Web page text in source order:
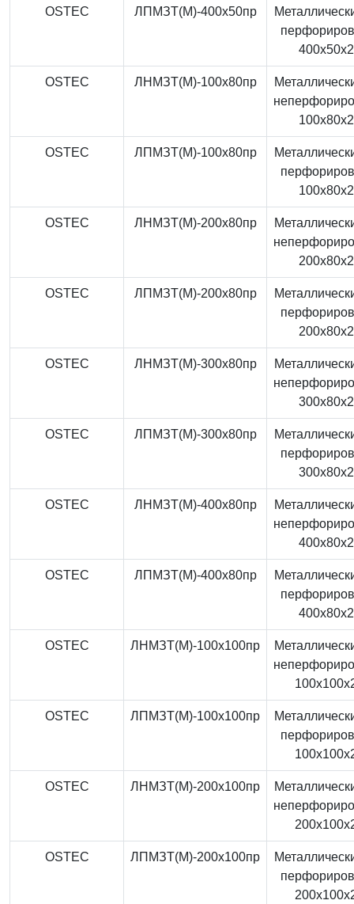
OSTEC ЛПМЗТ(М)-400x50пр
OSTEC ЛНМЗТ(М)-100x80пр
OSTEC ЛПМЗТ(М)-100x80пр
OSTEC ЛНМЗТ(М)-200x80пр
OSTEC ЛПМЗТ(М)-200x80пр
OSTEC ЛНМЗТ(М)-300x80пр
OSTEC ЛПМЗТ(М)-300x80пр
OSTEC ЛНМЗТ(М)-400x80пр
OSTEC ЛПМЗТ(М)-400x80пр
OSTEC ЛНМЗТ(М)-100x100пр
OSTEC ЛПМЗТ(М)-100x100пр
OSTEC ЛНМЗТ(М)-200x100пр
OSTEC ЛПМЗТ(М)-200x100пр